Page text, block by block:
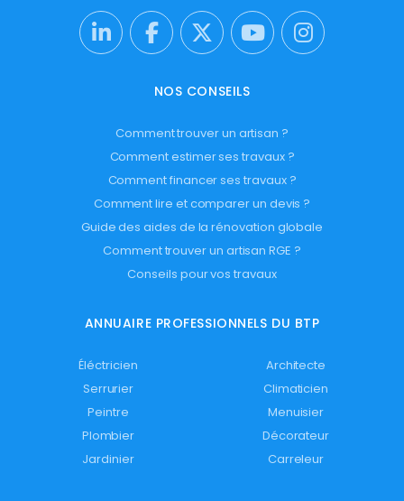
NOS CONSEILS
Comment trouver un artisan ?
Comment estimer ses travaux ?
Comment financer ses travaux ?
Comment lire et comparer un devis ?
Guide des aides de la rénovation globale
Comment trouver un artisan RGE ?
Conseils pour vos travaux
ANNUAIRE PROFESSIONNELS DU BTP
Éléctricien
Architecte
Serrurier
Climaticien
Peintre
Menuisier
Plombier
Décorateur
Jardinier
Carreleur